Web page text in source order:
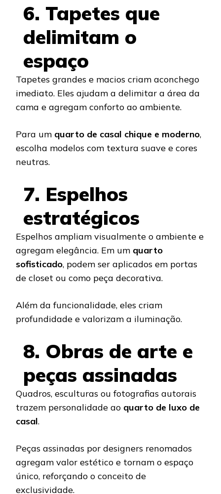
6. Tapetes que
delimitam o
espaço
Tapetes grandes e macios criam aconchego
imediato. Eles ajudam a delimitar a área da
cama e agregam conforto ao ambiente.
Para um quarto de casal chique e moderno,
escolha modelos com textura suave e cores
neutras.
7. Espelhos
estratégicos
Espelhos ampliam visualmente o ambiente e
agregam elegância. Em um quarto
sofisticado, podem ser aplicados em portas
de closet ou como peça decorativa.
Além da funcionalidade, eles criam
profundidade e valorizam a iluminação.
8. Obras de arte e
peças assinadas
Quadros, esculturas ou fotografias autorais
trazem personalidade ao quarto de luxo de
casal.
Peças assinadas por designers renomados
agregam valor estético e tornam o espaço
único, reforçando o conceito de
exclusividade.